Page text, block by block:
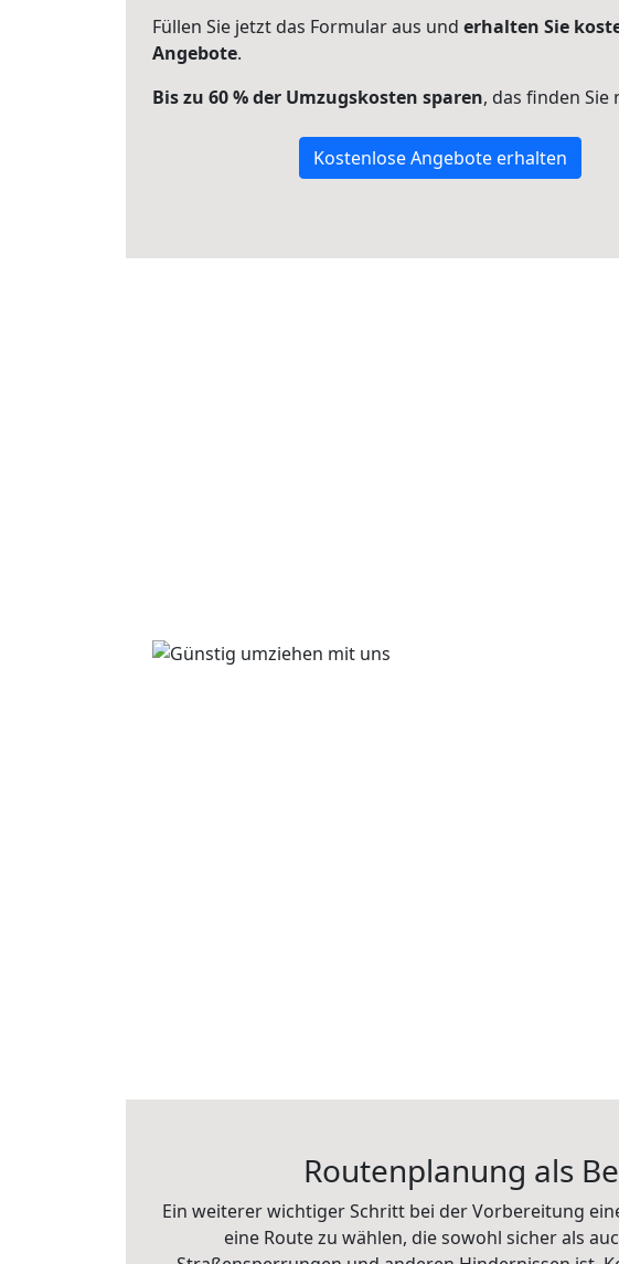
Füllen Sie jetzt das Formular aus und erhalten Sie
Angebote.
Bis zu 60 % der Umzugskosten sparen, das finden Sie
Kostenlose Angebote erhalten
Routenplanung als
Ein weiterer wichtiger Schritt bei der Vorbereitung
eine Route zu wählen, die sowohl sicher als